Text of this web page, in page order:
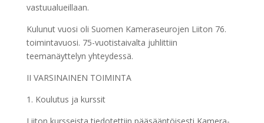
vastuualueillaan.
Kulunut vuosi oli Suomen Kameraseurojen Liiton 76.
toimintavuosi. 75-vuotistaivalta juhlittiin
teemanäyttelyn yhteydessä.
II VARSINAINEN TOIMINTA
1. Koulutus ja kurssit